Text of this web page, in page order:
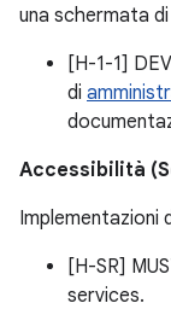
una schermata
[H-1-1]
di
Accessibilità
Implementazioni
[H-SR]
services.